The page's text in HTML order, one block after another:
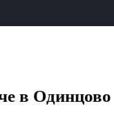
в Одинцово